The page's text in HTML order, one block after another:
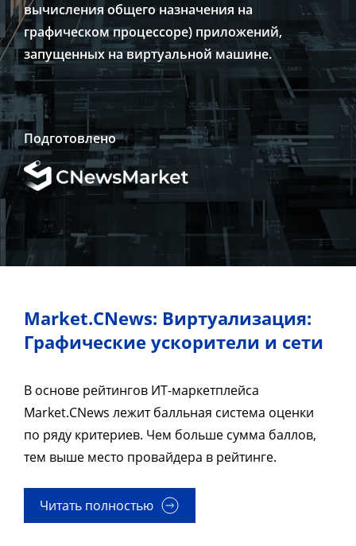
вычисления общего назначения на
графическом процессоре) приложений,
запущенных на виртуальной машине.
Подготовлено
Market.CNews: Виртуализация:
Графические ускорители и сети
В основе рейтингов ИТ-маркетплейса
Market.CNews лежит балльная система оценки
по ряду критериев. Чем больше сумма баллов,
тем выше место провайдера в рейтинге.
Читать полностью